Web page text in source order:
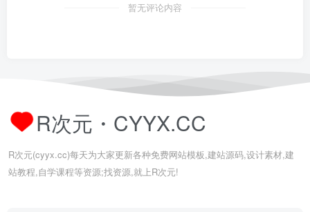
暂无评论内容
R次元・CYYX.CC
R次元(cyyx.cc)每天为大家更新各种免费网站模板,建站源码,设计素材,建
站教程,自学课程等资源;找资源,就上R次元!